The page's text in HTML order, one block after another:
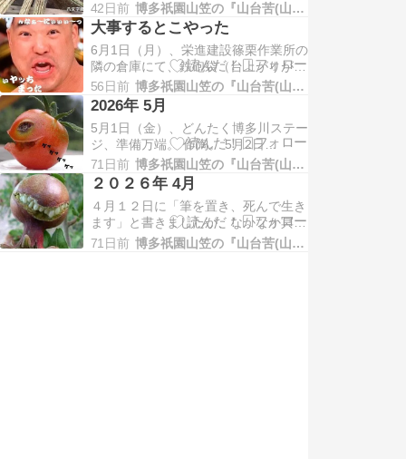
上がりがすごい！ 16日（火）午前9時
9分、篠栗作業所に佇む土居流山台。
篠栗ランチ。生卵無し。 陶芸。 突然
誠介から電話があり、招き板の注文が
2枚ある。 17日（水）篠栗ランチ。
胴金をコーチスクリューボル…
42日前 博多祇園山笠の『山台苦(山大工)』日記
大事するとこやった
6月1日（月）、栄進建設篠栗作業所の
隣の倉庫にて、鉄砲袋（台上がりが持
つ）に麦を詰める。 午後4時ごろから
は岩田屋に行き、陶器などの展示会に
行く。ここで同級生の吉田艦長と陶芸
師の高司さんと合流。しばらく観て、
歩いて「手いっぽん」へ。高司陶芸師
にはいろいろと教えてもらい勉強にな
り…
56日前 博多祇園山笠の『山台苦(山大工)』日記
2026年 5月
5月1日（金）、どんたく博多川ステー
ジ、準備万端。 作陶。 5月2日
（土）、作陶、ビアジョッキ。 5月3
日（日）、ハイっと、どんたく始まり
ましたね。でも「雨」。まずは川端商
店街から提供された弁当で腹ごしら
え。 もう可哀そうで、涙が出ます。
姉御身内の観客。 ぽつんと姉御。チ
71日前 博多祇園山笠の『山台苦(山大工)』日記
２０２６年 4月
４月１２日に「筆を置き、死んで生き
ます」と書きましたが、なかなか冥土
にも行けず、この世をさまよっており
ますです。この世は相変わらずです
71日前 博多祇園山笠の『山台苦(山大工)』日記